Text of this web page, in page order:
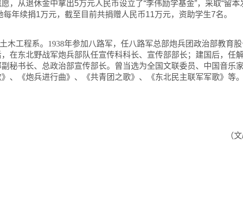
，从退休金中拿出5万元人民币设立了“李伟励学基金”，采取“留本
年续捐1万元，截至目前共捐赠人民币11万元，资助学生7名。
木工程系。1938年参加八路军，任八路军总部炮兵团政治部教育
在东北野战军炮兵部队任宣传科科长、宣传部部长；建国后，任
秘书长、总政治部宣传部长。曾当选为全国文联委员、中国音乐
、《炮兵进行曲》、《共青团之歌》、《东北民主联军军歌》等
（